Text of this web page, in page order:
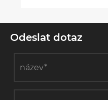
Odeslat dotaz